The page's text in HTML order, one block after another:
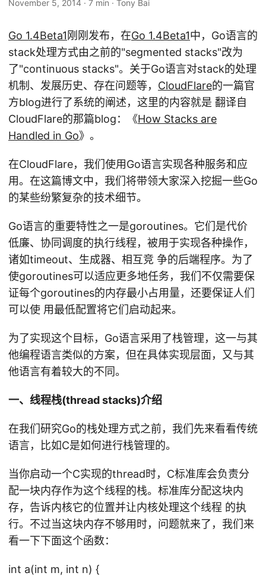
November 5, 2014 · 7 min · Tony Bai
Go 1.4Beta1 刚刚发布，在Go 1.4Beta1中，Go语言的
stack处理方式由之前的"segmented stacks"改为
了"continuous stacks"。关于Go语言对stack的处理
机制、发展历史、存在问题等， CloudFlare的一篇官
方blog进行了系统的阐述，这里的内容就是 翻译自
CloudFlare的那篇blog：《How Stacks are
Handled in Go》。
在CloudFlare，我们使用Go语言实现各种服务和应
用。在这篇博文中，我们将带领大家深入挖掘一些Go
的某些纷繁复杂的技术细节。
Go语言的重要特性之一是goroutines。它们是代价
低廉、协同调度的执行线程，被用于实现各种操作，
诸如timeout、生成器、相互竞 争的后端程序。为了
使goroutines可以适应更多地任务，我们不仅需要保
证每个goroutines的内存最小占用量，还要保证人们
可以使 用最低配置将它们启动起来。
为了实现这个目标，Go语言采用了栈管理，这一与其
他编程语言类似的方案，但在具体实现层面，又与其
他语言有着较大的不同。
一、线程栈(thread stacks)介绍
在我们研究Go的栈处理方式之前，我们先来看看传统
语言，比如C是如何进行栈管理的。
当你启动一个C实现的thread时，C标准库会负责分
配一块内存作为这个线程的栈。标准库分配这块内
存，告诉内核它的位置并让内核处理这个线程 的执
行。不过当这块内存不够用时，问题就来了，我们来
看一下下面这个函数：
int a(int m, int n) {